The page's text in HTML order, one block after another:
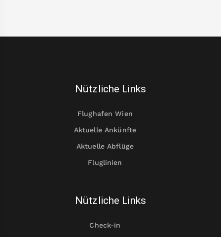
Nützliche Links
Flughafen Wien
Aktuelle Ankünfte
Aktuelle Abflüge
Fluglinien
Nützliche Links
Check-in